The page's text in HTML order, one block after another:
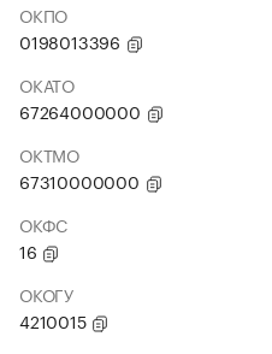
ОКПО
0198013396
ОКАТО
67264000000
ОКТМО
67310000000
ОКФС
16
ОКОГУ
4210015